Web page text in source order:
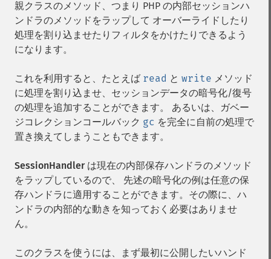
親クラスのメソッド、つまり PHP の内部セッションハ
ンドラのメソッドをラップして オーバーライドしたり
処理を割り込ませたりフィルタをかけたりできるよう
になります。
これを利用すると、たとえば read と write メソッド
に処理を割り込ませ、セッションデータの暗号化/復号
の処理を追加することができます。 あるいは、ガベー
ジコレクションコールバック gc を完全に自前の処理で
置き換えてしまうこともできます。
SessionHandlerは現在の内部保存ハンドラのメソッド
をラップしているので、 先述の暗号化の例は任意の保
存ハンドラに適用することができます。その際に、ハ
ンドラの内部的な動きを知っておく必要はありませ
ん。
このクラスを使うには、まず最初に公開したいハンド